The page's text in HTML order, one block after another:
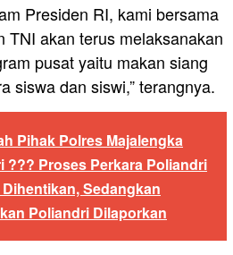
Presiden RI, kami bersama
TNI akan terus melaksanakan
pusat yaitu makan siang
siswa dan siswi,” terangnya.
Pihak Polres Majalengka
??? Proses Perkara Poliandri
Sedangkan
Poliandri Dilaporkan